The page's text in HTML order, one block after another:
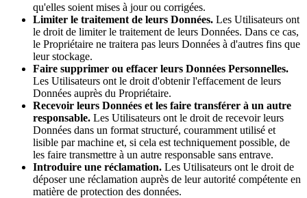
qu'elles soient mises à jour ou corrigées.
Limiter le traitement de leurs Données. Les Utilisateurs ont
le droit de limiter le traitement de leurs Données. Dans ce cas,
le Propriétaire ne traitera pas leurs Données à d'autres fins que
leur stockage.
Faire supprimer ou effacer leurs Données Personnelles.
Les Utilisateurs ont le droit d'obtenir l'effacement de leurs
Données auprès du Propriétaire.
Recevoir leurs Données et les faire transférer à un autre
responsable. Les Utilisateurs ont le droit de recevoir leurs
Données dans un format structuré, couramment utilisé et
lisible par machine et, si cela est techniquement possible, de
les faire transmettre à un autre responsable sans entrave.
Introduire une réclamation. Les Utilisateurs ont le droit de
déposer une réclamation auprès de leur autorité compétente en
matière de protection des données.